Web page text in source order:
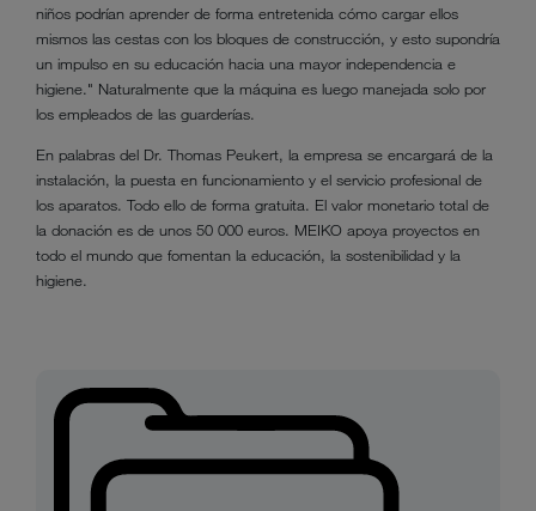
niños podrían aprender de forma entretenida cómo cargar ellos
mismos las cestas con los bloques de construcción, y esto supondría
un impulso en su educación hacia una mayor independencia e
higiene." Naturalmente que la máquina es luego manejada solo por
los empleados de las guarderías.
En palabras del Dr. Thomas Peukert, la empresa se encargará de la
instalación, la puesta en funcionamiento y el servicio profesional de
los aparatos. Todo ello de forma gratuita. El valor monetario total de
la donación es de unos 50 000 euros. MEIKO apoya proyectos en
todo el mundo que fomentan la educación, la sostenibilidad y la
higiene.